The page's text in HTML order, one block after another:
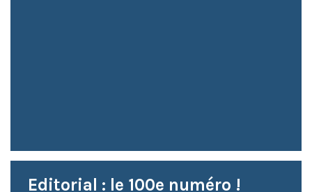
Editorial : le 100e numéro !